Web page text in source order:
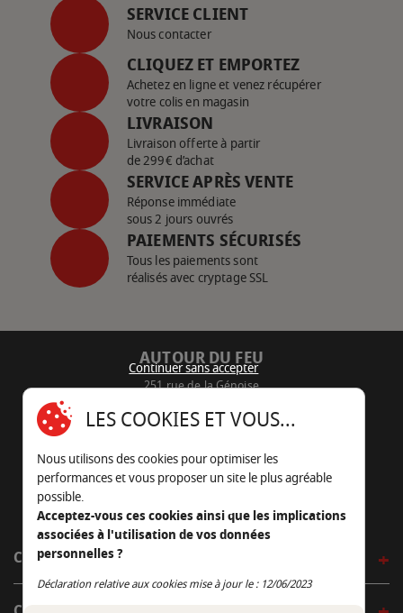
SERVICE CLIENT
Nous contacter
CLIQUEZ ET EMPORTEZ
Achetez en ligne et venez récupérer
votre colis en magasin
LIVRAISON
Livraison offerte à partir
de 299€ d’achat
SERVICE APRÈS VENTE
Réponse immédiate
sous 2 jours ouvrés
PAIEMENTS SÉCURISÉS
Tous les paiements sont
réalisés avec cryptage SSL
AUTOUR DU FEU
251 rue de la Génoise
05 45 22 98 09
Nous envoyer un e-mail
CÔTÉ OUTDOOR
Continuer sans accepter
LES COOKIES ET VOUS...
Nous utilisons des cookies pour optimiser les
performances et vous proposer un site le plus agréable
possible.
Acceptez-vous ces cookies ainsi que les implications
associées à l'utilisation de vos données
personnelles ?
Déclaration relative aux cookies mise à jour le : 12/06/2023
Continuer sans accepter